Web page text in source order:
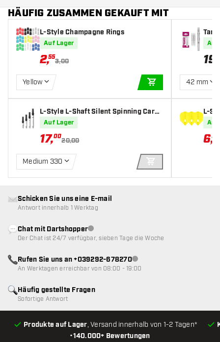
HÄUFIG ZUSAMMEN GEKAUFT MIT
L-Style Champagne Rings
Auf Lager
2,55
3,00
Yellow
IN DEN
L-Style L-Shaft Silent Spinning Carbo
n White - Dart Shafts
Auf Lager
17,00
20,00
Medium 330
IN DEN
Auf
19
42 mm
L-
ape
Auf
6,59
•140.000+ Bewertungen
Produkte auf Lager, Versand innerhalb von 1-2 Tagen*
Häufig gestellte Fragen
Sofortige Antwort
Schicken Sie uns eine E-mail
Antwort innerhalb 1 Werktag
Chat mit DartshopperKundenservice nicht verfügbar
Der Chat ist 24/7 verfügbar, sieben Tage die Woche
Rufen Sie uns an +039292-678270Kundenservice nicht
An Werktagen erreichbar von 08:00 - 19:00